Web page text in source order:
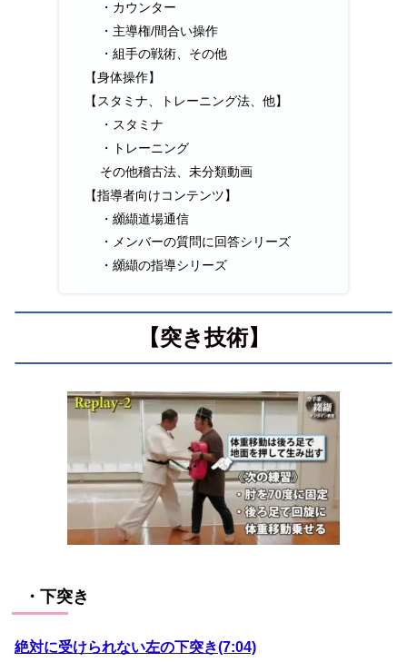
・カウンター
・主導権/間合い操作
・組手の戦術、その他
【身体操作】
【スタミナ、トレーニング法、他】
・スタミナ
・トレーニング
その他稽古法、未分類動画
【指導者向けコンテンツ】
・纐纈道場通信
・メンバーの質問に回答シリーズ
・纐纈の指導シリーズ
【突き技術】
・下突き
絶対に受けられない左の下突き(7:04)